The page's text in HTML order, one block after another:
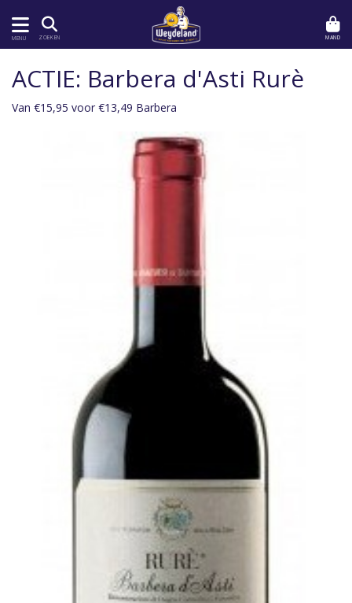
MENU ZOEKEN MAND
ACTIE: Barbera d'Asti Rurè
Van €15,95 voor €13,49 Barbera